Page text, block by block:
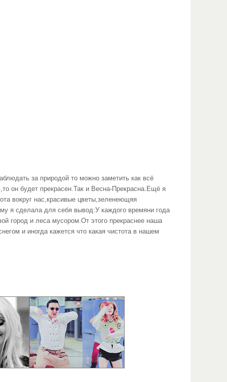
за природой то можно заметить как всё
он будет прекрасен.Так и Весна-Прекрасна.Ещё я
вокруг нас,красивые цветы,зеленеющяя
я сделала для себя вывод:У каждого времяни года
город и леса мусором.От этого прекраснее наша
и иногда кажется что какая чистота в нашем